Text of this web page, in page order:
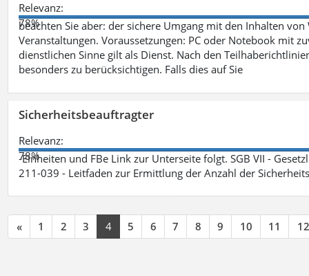
Relevanz:
78%
beachten Sie aber: der sichere Umgang mit den Inhalten
Veranstaltungen. Voraussetzungen: PC oder Notebook mit
dienstlichen Sinne gilt als Dienst. Nach den
besonders zu berücksichtigen. Falls dies auf Sie
Sicherheitsbeauftragter
Relevanz:
78%
-Einheiten und FBe Link zur Unterseite folgt. SGB VII -
211-039 - Leitfaden zur Ermittlung der Anzahl der
« 1 2 3 4 5 6 7 8 9 10 11 12